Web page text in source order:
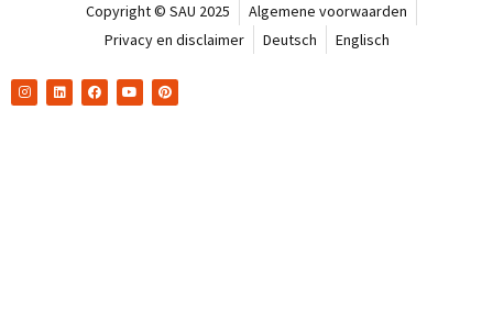
Copyright © SAU 2025
Algemene voorwaarden
Privacy en disclaimer
Deutsch Englisch